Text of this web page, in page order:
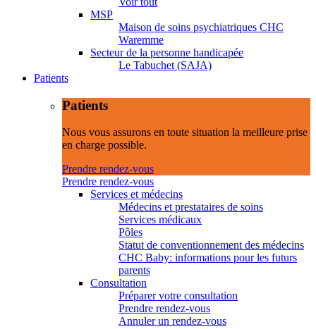
MSP
Maison de soins psychiatriques CHC
Waremme
Secteur de la personne handicapée
Le Tabuchet (SAJA)
Patients
Patients
Nous vous assurons en toute situation la meilleure prise
en charge possible.
Prendre rendez-vous
Prendre rendez-vous
Services et médecins
Médecins et prestataires de soins
Services médicaux
Pôles
Statut de conventionnement des médecins
CHC Baby: informations pour les futurs
parents
Consultation
Préparer votre consultation
Prendre rendez-vous
Annuler un rendez-vous